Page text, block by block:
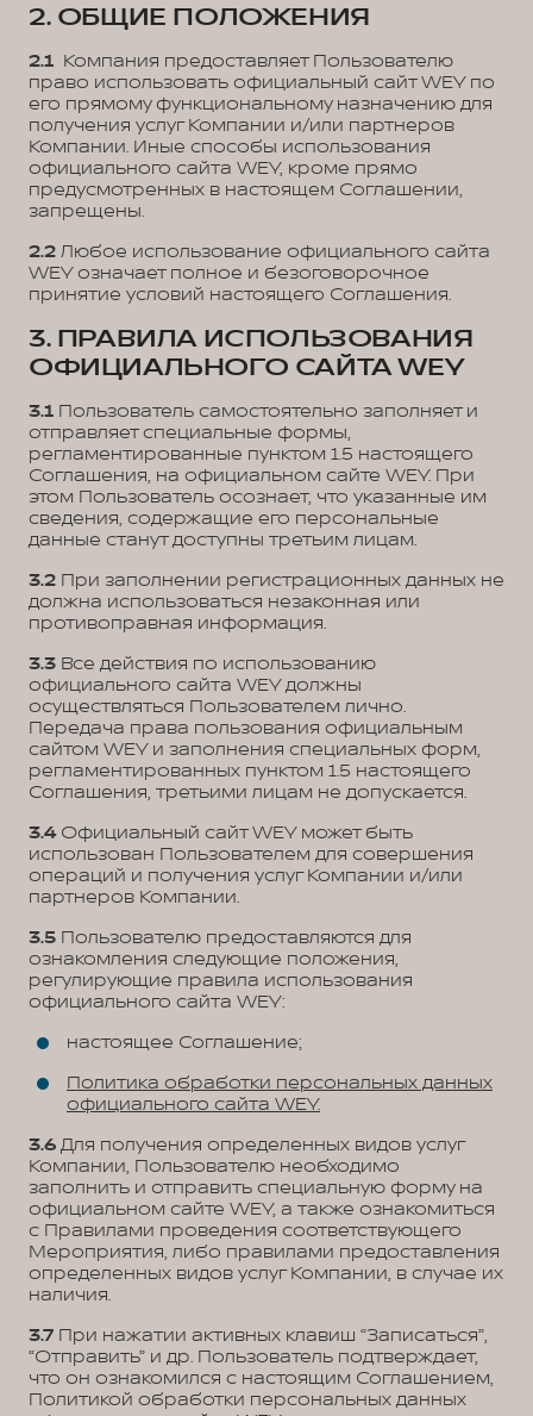
2. ОБЩИЕ ПОЛОЖЕНИЯ
2.1 Компания предоставляет Пользователю
право использовать официальный сайт WEY по
его прямому функциональному назначению для
получения услуг Компании и/или партнеров
Компании. Иные способы использования
официального сайта WEY, кроме прямо
предусмотренных в настоящем Соглашении,
запрещены.
2.2 Любое использование официального сайта
WEY означает полное и безоговорочное
принятие условий настоящего Соглашения.
3. ПРАВИЛА ИСПОЛЬЗОВАНИЯ
ОФИЦИАЛЬНОГО САЙТА WEY
3.1 Пользователь самостоятельно заполняет и
отправляет специальные формы,
регламентированные пунктом 1.5 настоящего
Соглашения, на официальном сайте WEY. При
этом Пользователь осознает, что указанные им
сведения, содержащие его персональные
данные станут доступны третьим лицам.
3.2 При заполнении регистрационных данных не
должна использоваться незаконная или
противоправная информация.
3.3 Все действия по использованию
официального сайта WEY должны
осуществляться Пользователем лично.
Передача права пользования официальным
сайтом WEY и заполнения специальных форм,
регламентированных пунктом 1.5 настоящего
Соглашения, третьими лицам не допускается.
3.4Официальный сайт WEY может быть
использован Пользователем для совершения
операций и получения услуг Компании и/или
партнеров Компании.
3.5 Пользователю предоставляются для
ознакомления следующие положения,
регулирующие правила использования
официального сайта WEY:
настоящее Соглашение;
Политика обработки персональных данных
официального сайта WEY.
3.6 Для получения определенных видов услуг
Компании, Пользователю необходимо
заполнить и отправить специальную форму на
официальном сайте WEY, а также ознакомиться
с Правилами проведения соответствующего
Мероприятия, либо правилами предоставления
определенных видов услуг Компании, в случае их
наличия.
3.7 При нажатии активных клавиш “Записаться”,
“Отправить” и др. Пользователь подтверждает,
что он ознакомился с настоящим Соглашением,
Политикой обработки персональных данных